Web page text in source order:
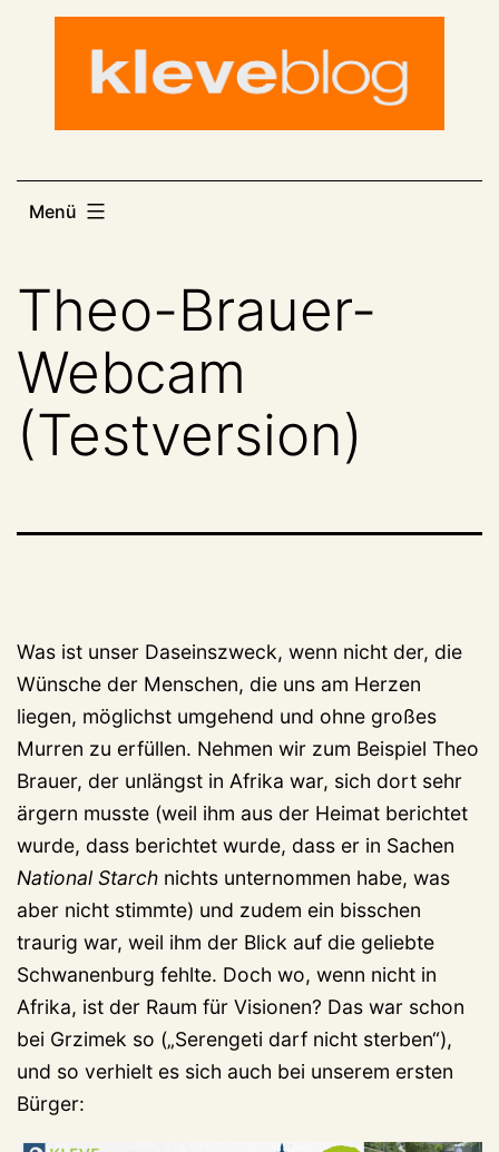
Menü
Theo-Brauer-
Webcam
(Testversion)
Was ist unser Daseinszweck, wenn nicht der, die
Wünsche der Menschen, die uns am Herzen
liegen, möglichst umgehend und ohne großes
Murren zu erfüllen. Nehmen wir zum Beispiel Theo
Brauer, der unlängst in Afrika war, sich dort sehr
ärgern musste (weil ihm aus der Heimat berichtet
wurde, dass berichtet wurde, dass er in Sachen
National Starch nichts unternommen habe, was
aber nicht stimmte) und zudem ein bisschen
traurig war, weil ihm der Blick auf die geliebte
Schwanenburg fehlte. Doch wo, wenn nicht in
Afrika, ist der Raum für Visionen? Das war schon
bei Grzimek so („Serengeti darf nicht sterben“),
und so verhielt es sich auch bei unserem ersten
Bürger: